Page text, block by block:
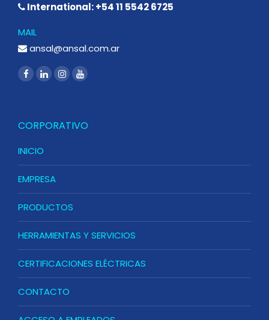
International: +54 11 5542 6725
MAIL
ansal@ansal.com.ar
CORPORATIVO
INICIO
EMPRESA
PRODUCTOS
HERRAMIENTAS Y SERVICIOS
CERTIFICACIONES ELÉCTRICAS
CONTACTO